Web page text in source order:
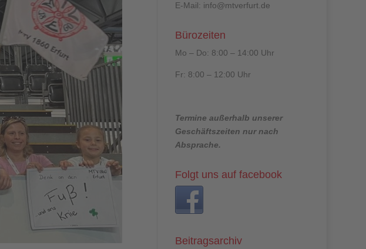
E-Mail: info@mtverfurt.de
Bürozeiten
Mo – Do: 8:00 – 14:00 Uhr
Fr: 8:00 – 12:00 Uhr
Termine außerhalb unserer
Geschäftszeiten nur nach
Absprache.
Folgt uns auf facebook
Beitragsarchiv